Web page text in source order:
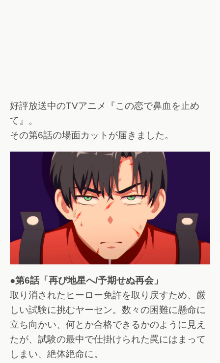
好評放送中のTVアニメ『この恋で鼻血を止め
て』。
その第6話の場面カットが届きました。
●第6話「再び地星へ/予期せぬ再会」
取り消されたヒーロー免許を取り戻すため、厳
しい試験に挑むヤーセン。数々の困難に懸命に
立ち向かい、何とか合格できるかのように見え
たが、試験の最中で仕掛けられた罠にはまって
しまい、絶体絶命に。